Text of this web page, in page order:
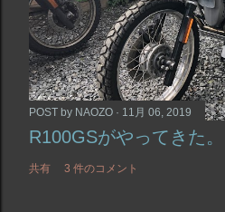
POST by NAOZO 11月 06, 2019
R100GSがやってきた。
共有 3 件のコメント